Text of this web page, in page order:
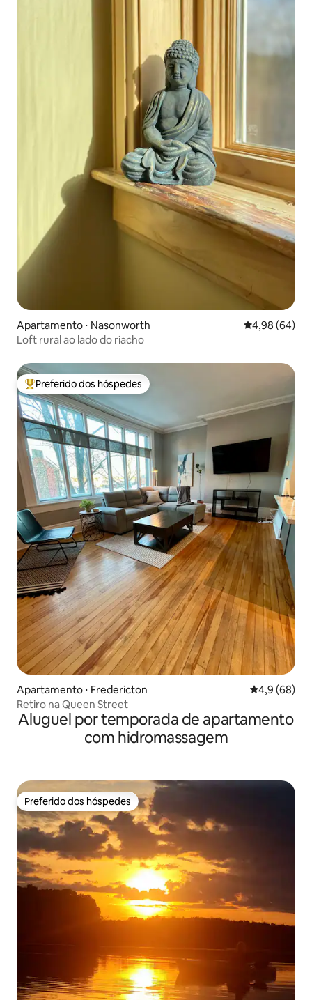
Apartamento ⋅ Nasonworth 4,98 de uma
4,98 (64)
Loft rural ao lado do riacho
Entre os melhores preferidos dos hóspedes
Preferido dos hóspedes
Apartamento ⋅ Fredericton 4,9 de uma
4,9 (68)
Retiro na Queen Street
Aluguel por temporada de apartamento
com hidromassagem
Preferido dos hóspedes
Preferido dos hóspedes